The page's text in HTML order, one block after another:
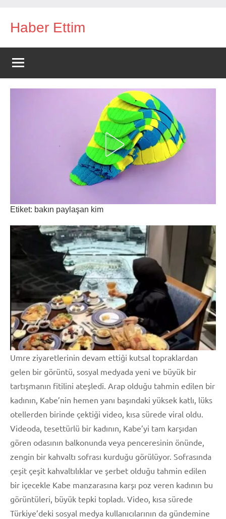
Haber Ettim
Etiket: bakın paylaşan kim
Umre ziyaretlerinin devam ettiği kutsal topraklardan
gelen bir görüntü, sosyal medyada yeni ve büyük bir
tartışmanın fitilini ateşledi. Arap olduğu tahmin edilen bir
kadının, Kabe’nin hemen yanı başındaki yüksek katlı, lüks
otellerden birinde çektiği video, kısa sürede viral oldu.
Videoda, tesettürlü bir kadının, Kabe’yi tam karşıdan
gören odasının balkonunda veya penceresinin önünde,
zengin bir kahvaltı sofrası kurduğu görülüyor. Sofrasında
çeşit çeşit kahvaltılıklar ve şerbet olduğu tahmin edilen
bir içecekle Kabe manzarasına karşı poz veren kadının bu
görüntüleri, büyük tepki topladı. Video, kısa sürede
Türkiye’deki sosyal medya kullanıcılarının da gündemine